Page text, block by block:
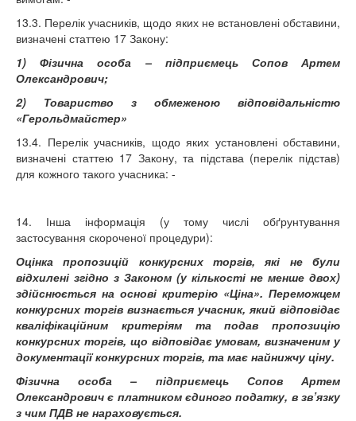
13.3. Перелік учасників, щодо яких не встановлені обставини,
визначені статтею 17 Закону:
1) Фізична особа – підприємець Сопов Артем
Олександрович;
2) Товариство з обмеженою відповідальністю
«Герольдмайстер»
13.4. Перелік учасників, щодо яких установлені обставини,
визначені статтею 17 Закону, та підстава (перелік підстав)
для кожного такого учасника: -
14. Інша інформація (у тому числі обґрунтування
застосування скороченої процедури):
Оцінка пропозицій конкурсних торгів, які не були
відхилені згідно з Законом (у кількості не менше двох)
здійснюється на основі критерію «Ціна». Переможцем
конкурсних торгів визнається учасник, який відповідає
кваліфікаційним критеріям та подав пропозицію
конкурсних торгів, що відповідає умовам, визначеним у
документації конкурсних торгів, та має найнижчу ціну.
Фізична особа – підприємець Сопов Артем
Олександрович є платником єдиного податку, в зв’язку
з чим ПДВ не нараховується.